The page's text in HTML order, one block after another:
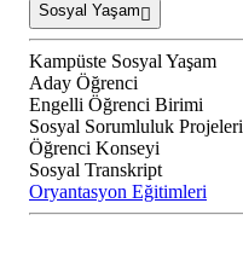
Sosyal Yaşam
Kampüste Sosyal Yaşam
Aday Öğrenci
Engelli Öğrenci Birimi
Sosyal Sorumluluk Projeleri
Öğrenci Konseyi
Sosyal Transkript
Oryantasyon Eğitimleri